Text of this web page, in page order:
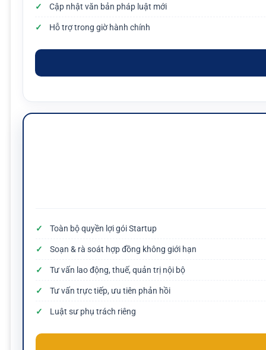
Cập nhật văn bản pháp luật mới
Hỗ trợ trong giờ hành chính
Toàn bộ quyền lợi gói Startup
Soạn & rà soát hợp đồng không giới hạn
Tư vấn lao động, thuế, quản trị nội bộ
Tư vấn trực tiếp, ưu tiên phản hồi
Luật sư phụ trách riêng